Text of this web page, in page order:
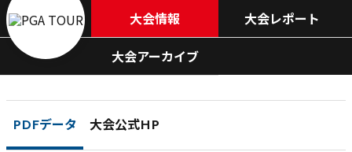
大会情報
大会レポート
大会アーカイブ
PDFデータ 大会公式HP